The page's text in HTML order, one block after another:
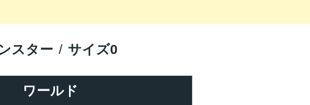
ワールド
スター サイズ0